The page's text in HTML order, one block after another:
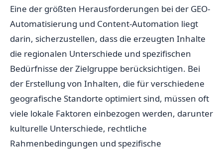
Eine der größten Herausforderungen bei der GEO-
Automatisierung und Content-Automation liegt
darin, sicherzustellen, dass die erzeugten Inhalte
die regionalen Unterschiede und spezifischen
Bedürfnisse der Zielgruppe berücksichtigen. Bei
der Erstellung von Inhalten, die für verschiedene
geografische Standorte optimiert sind, müssen oft
viele lokale Faktoren einbezogen werden, darunter
kulturelle Unterschiede, rechtliche
Rahmenbedingungen und spezifische